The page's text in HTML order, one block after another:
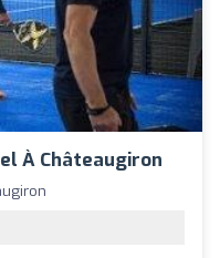
À Châteaugiron